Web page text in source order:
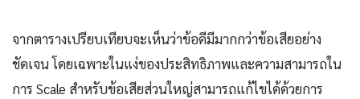
จากตารางเปรียบเทียบจะเห็นว่าข้อดีมีมากกว่าข้อเสียอย่าง
ชัดเจน โดยเฉพาะในแง่ของประสิทธิภาพและความสามารถใน
การ Scale สำหรับข้อเสียส่วนใหญ่สามารถแก้ไขได้ด้วยการ